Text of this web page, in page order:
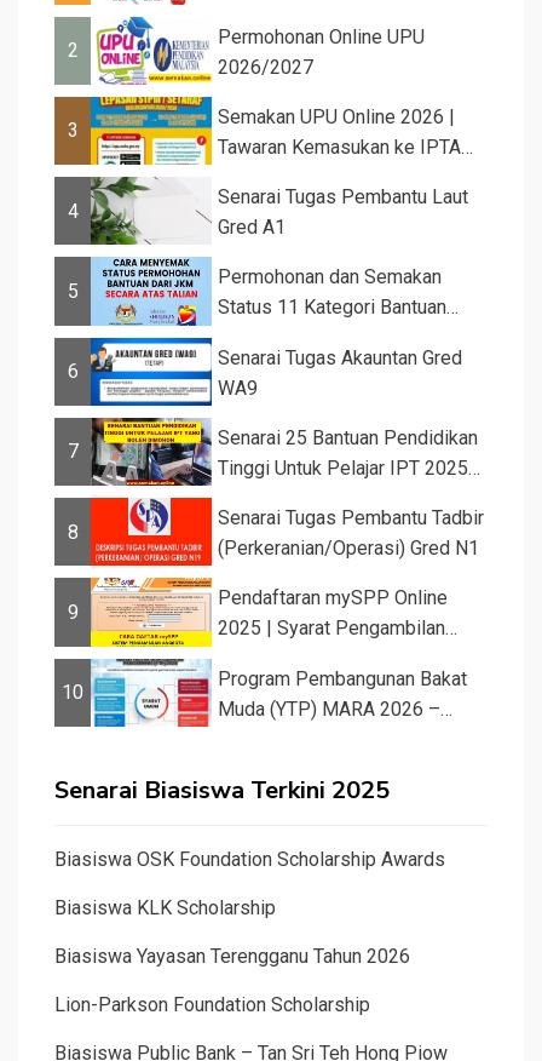
2
Permohonan Online UPU
2026/2027
3
Semakan UPU Online 2026 |
Tawaran Kemasukan ke IPTA
4
Senarai Tugas Pembantu Laut
Gred A1
5
Permohonan dan Semakan
Status 11 Kategori Bantuan
6
Senarai Tugas Akauntan Gred
WA9
7
Senarai 25 Bantuan Pendidikan
Tinggi Untuk Pelajar IPT 2025
8
Senarai Tugas Pembantu Tadbir
(Perkeranian/Operasi) Gred N1
9
Pendaftaran mySPP Online
2025 | Syarat Pengambilan
10
Program Pembangunan Bakat
Muda (YTP) MARA 2026 –
Senarai Biasiswa Terkini 2025
Biasiswa OSK Foundation Scholarship Awards
Biasiswa KLK Scholarship
Biasiswa Yayasan Terengganu Tahun 2026
Lion-Parkson Foundation Scholarship
Biasiswa Public Bank – Tan Sri Teh Hong Piow